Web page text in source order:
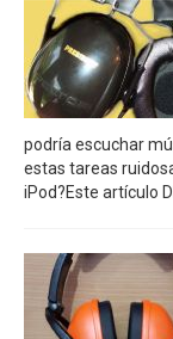
podría escuchar
estas tareas
iPod?Este artículo